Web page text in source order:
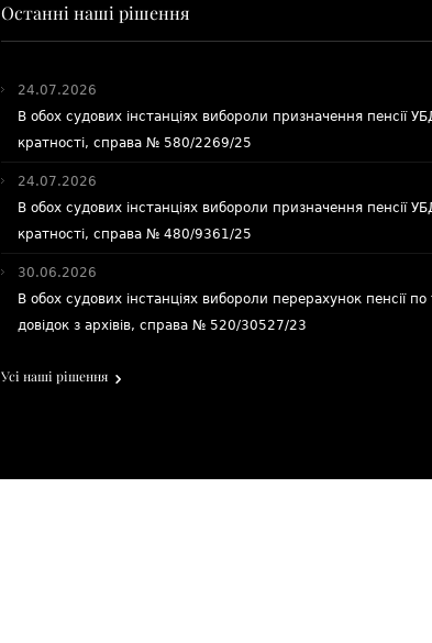
Останні наші рішення
24.07.2026
В обох судових інстанціях вибороли призначення пенсії
кратності, справа № 580/2269/25
24.07.2026
В обох судових інстанціях вибороли призначення пенсії
кратності, справа № 480/9361/25
30.06.2026
В обох судових інстанціях вибороли перерахунок пенсії
довідок з архівів, справа № 520/30527/23
Усі наші рішення